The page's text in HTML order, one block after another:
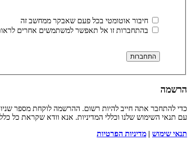
חיבור אוטומטי בכל פעם שאבקר ממחשב זה
בהתחברות זו אל תאפשר למשתמשים אחרים
הרשמה
כדי להתחבר אתה חייב להיות רשום. ההרשמה לוקחת מספר
עם תנאי השימוש שלנו וכללי המדיניות. אנא וודא שקראת כל
תנאי שימוש | מדיניות הפרטיות